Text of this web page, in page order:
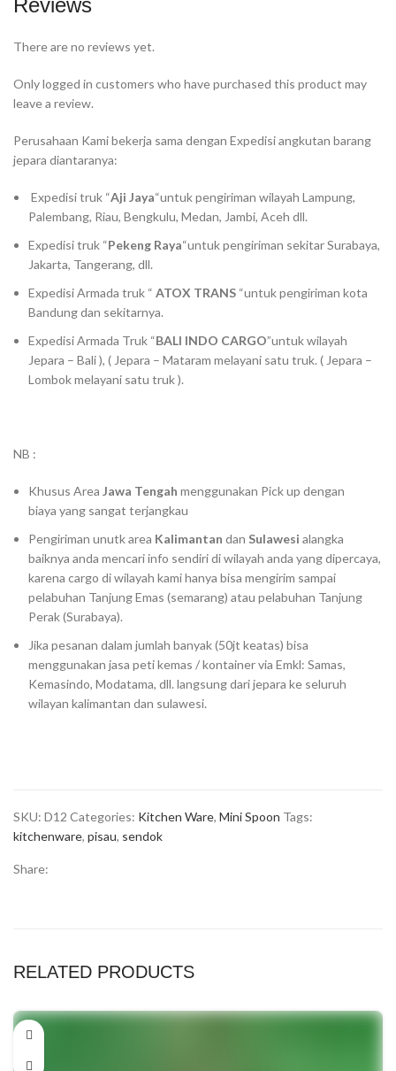
Reviews
There are no reviews yet.
Only logged in customers who have purchased this product may
leave a review.
Perusahaan Kami bekerja sama dengan Expedisi angkutan barang
jepara diantaranya:
Expedisi truk “Aji Jaya“untuk pengiriman wilayah Lampung,
Palembang, Riau, Bengkulu, Medan, Jambi, Aceh dll.
Expedisi truk “Pekeng Raya“untuk pengiriman sekitar Surabaya,
Jakarta, Tangerang, dll.
Expedisi Armada truk “ ATOX TRANS “untuk pengiriman kota
Bandung dan sekitarnya.
Expedisi Armada Truk “BALI INDO CARGO”untuk wilayah
Jepara – Bali ), ( Jepara – Mataram melayani satu truk. ( Jepara –
Lombok melayani satu truk ).
NB :
Khusus Area Jawa Tengah menggunakan Pick up dengan
biaya yang sangat terjangkau
Pengiriman unutk area Kalimantan dan Sulawesi alangka
baiknya anda mencari info sendiri di wilayah anda yang dipercaya,
karena cargo di wilayah kami hanya bisa mengirim sampai
pelabuhan Tanjung Emas (semarang) atau pelabuhan Tanjung
Perak (Surabaya).
Jika pesanan dalam jumlah banyak (50jt keatas) bisa
menggunakan jasa peti kemas / kontainer via Emkl: Samas,
Kemasindo, Modatama, dll. langsung dari jepara ke seluruh
wilayan kalimantan dan sulawesi.
SKU: D12 Categories: Kitchen Ware, Mini Spoon Tags:
kitchenware, pisau, sendok
Share:
RELATED PRODUCTS